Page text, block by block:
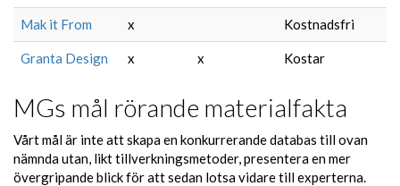
Mak it From x Kostnadsfri
Granta Design x x Kostar
MGs mål rörande materialfakta
Vårt mål är inte att skapa en konkurrerande databas till ovan
nämnda utan, likt tillverkningsmetoder, presentera en mer
övergripande blick för att sedan lotsa vidare till experterna.